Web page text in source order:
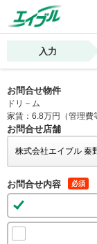
入力
お問合せ物件
ドリ－ム
家賃：6.8万円（管理費
お問合せ店舗
お問合せ内容 必須